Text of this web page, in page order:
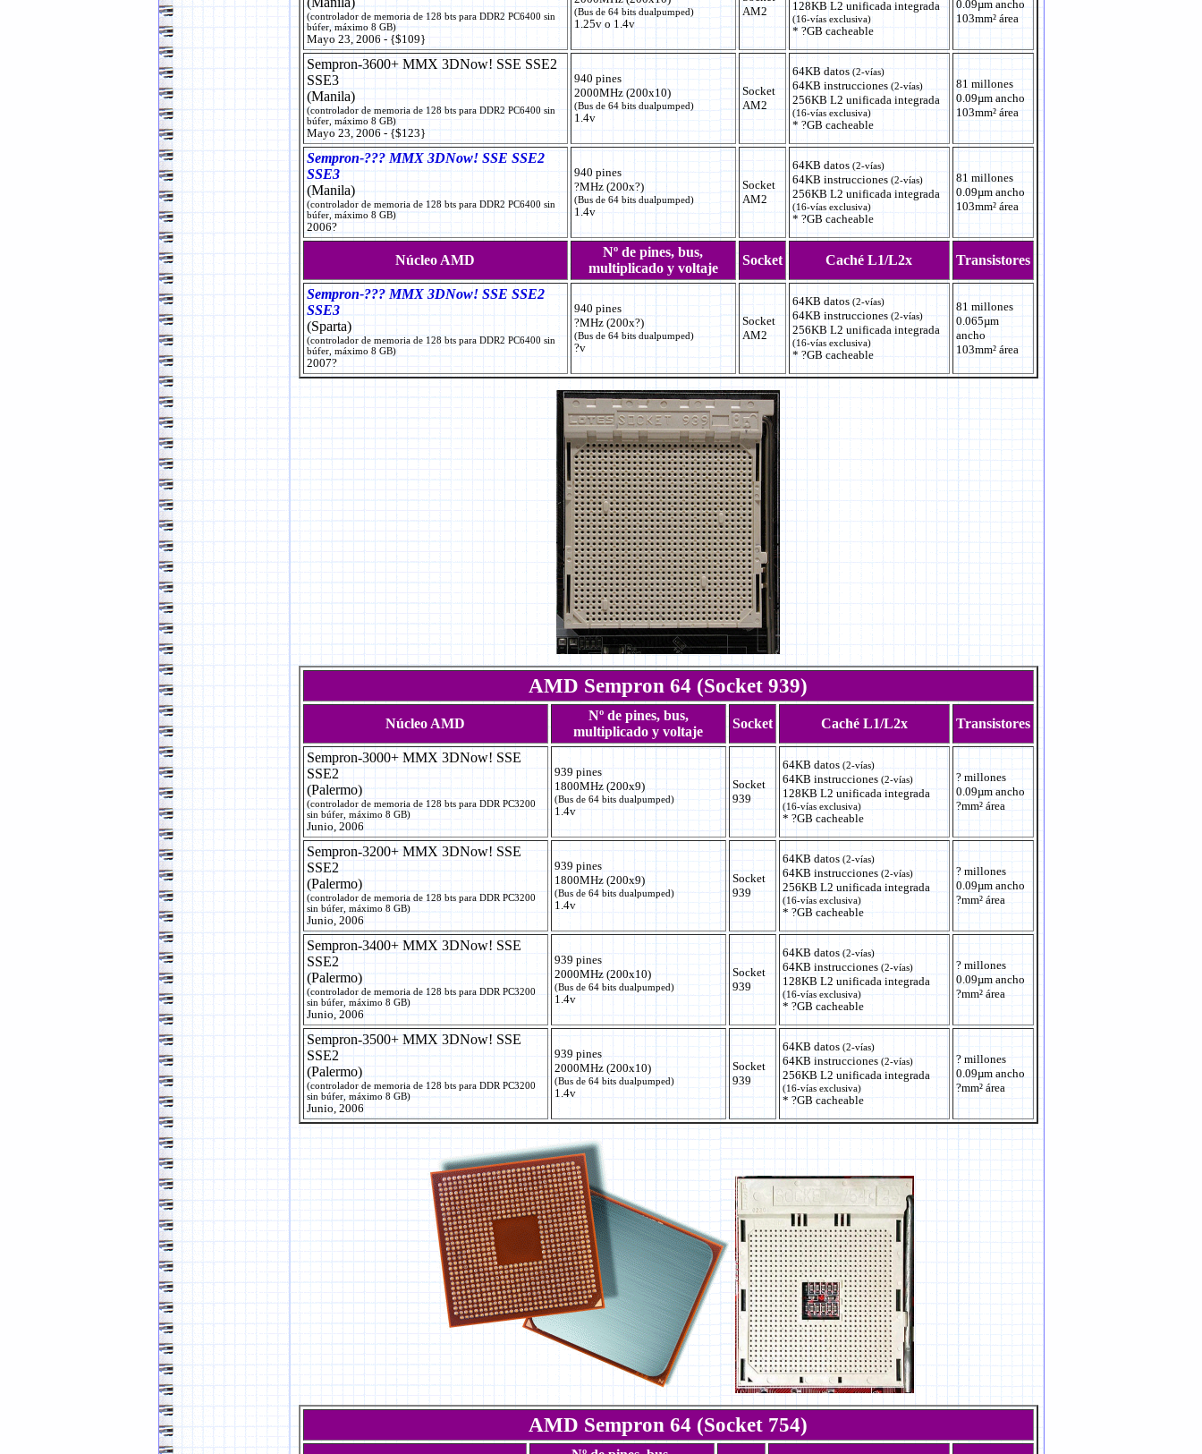
(controlador de memoria de 128 bts para DDR2 PC6400 sin
búfer, máximo 8 GB)
Mayo 23, 2006 - {$109}
(Bus de 64 bits dualpumped)
1.25v o 1.4v
AM2
128KB L2 unificada integrada
(16-vías exclusiva)
* ?GB cacheable
0.09µm ancho
103mm² área
Sempron-3600+ MMX 3DNow! SSE SSE2
SSE3
(Manila)
(controlador de memoria de 128 bts para DDR2 PC6400 sin
búfer, máximo 8 GB)
Mayo 23, 2006 - {$123}
940 pines
2000MHz (200x10)
(Bus de 64 bits dualpumped)
1.4v
Socket
AM2
64KB datos(2-vías)
64KB instrucciones (2-vías)
256KB L2 unificada integrada
(16-vías exclusiva)
* ?GB cacheable
81 millones
0.09µm ancho
103mm² área
Sempron-??? MMX 3DNow! SSE SSE2
SSE3
(Manila)
(controlador de memoria de 128 bts para DDR2 PC6400 sin
búfer, máximo 8 GB)
2006?
940 pines
?MHz (200x?)
(Bus de 64 bits dualpumped)
1.4v
Socket
AM2
64KB datos (2-vías)
64KB instrucciones (2-vías)
256KB L2 unificada integrada
(16-vías exclusiva)
* ?GB cacheable
81 millones
0.09µm ancho
103mm² área
Núcleo AMD
Nº de pines, bus,
multiplicado y voltaje
Socket Caché L1/L2x Transistores
Sempron-??? MMX 3DNow! SSE SSE2
SSE3
(Sparta)
(controlador de memoria de 128 bts para DDR2 PC6400 sin
búfer, máximo 8 GB)
2007?
940 pines
?MHz (200x?)
(Bus de 64 bits dualpumped)
?v
Socket
AM2
64KB datos (2-vías)
64KB instrucciones(2-vías)
256KB L2 unificada integrada
(16-vías exclusiva)
* ?GB cacheable
81 millones
0.065µm
ancho
103mm² área
AMD Sempron 64 (Socket 939)
Núcleo AMD
Nº de pines, bus,
multiplicado y voltaje
Socket Caché L1/L2x Transistores
Sempron-3000+ MMX 3DNow! SSE
SSE2
(Palermo)
(controlador de memoria de 128 bts para DDR PC3200
sin búfer, máximo 8 GB)
Junio, 2006
939 pines
1800MHz (200x9)
(Bus de 64 bits dualpumped)
1.4v
Socket
939
64KB datos (2-vías)
64KB instrucciones (2-vías)
128KB L2 unificada integrada
(16-vías exclusiva)
* ?GB cacheable
? millones
0.09µm ancho
?mm² área
Sempron-3200+ MMX 3DNow! SSE
SSE2
(Palermo)
(controlador de memoria de 128 bts para DDR PC3200
sin búfer, máximo 8 GB)
Junio, 2006
939 pines
1800MHz (200x9)
(Bus de 64 bits dualpumped)
1.4v
Socket
939
64KB datos (2-vías)
64KB instrucciones(2-vías)
256KB L2 unificada integrada
(16-vías exclusiva)
* ?GB cacheable
? millones
0.09µm ancho
?mm² área
Sempron-3400+ MMX 3DNow! SSE
SSE2
(Palermo)
(controlador de memoria de 128 bts para DDR PC3200
sin búfer, máximo 8 GB)
Junio, 2006
939 pines
2000MHz (200x10)
(Bus de 64 bits dualpumped)
1.4v
Socket
939
64KB datos (2-vías)
64KB instrucciones (2-vías)
128KB L2 unificada integrada
(16-vías exclusiva)
* ?GB cacheable
? millones
0.09µm ancho
?mm² área
Sempron-3500+ MMX 3DNow! SSE
SSE2
(Palermo)
(controlador de memoria de 128 bts para DDR PC3200
sin búfer, máximo 8 GB)
Junio, 2006
939 pines
2000MHz (200x10)
(Bus de 64 bits dualpumped)
1.4v
Socket
939
64KB datos (2-vías)
64KB instrucciones(2-vías)
256KB L2 unificada integrada
(16-vías exclusiva)
* ?GB cacheable
? millones
0.09µm ancho
?mm² área
AMD Sempron 64 (Socket 754)